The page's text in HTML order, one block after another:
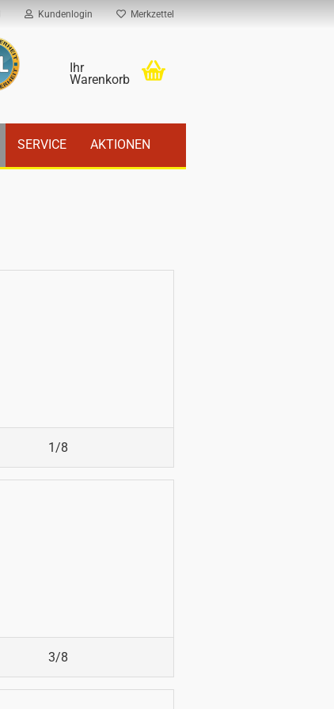
Kundenlogin Merkzettel
Ihr
Warenkorb
SERVICE AKTIONEN
1/8
3/8